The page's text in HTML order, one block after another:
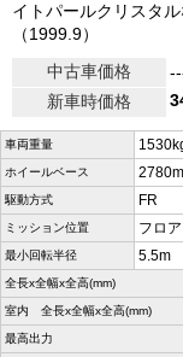
イトパールクリスタ
（1999.9）
中古車価格
新車時価格
車両重量
ホイールベース
駆動方式 FR
ミッション位置 フロア
最小回転半径 5.5m
全長x全幅x全高(mm)
室内 全長x全幅x全高(mm)
最高出力